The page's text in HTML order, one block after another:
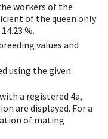
workers of the
of the queen only
%.
values and
using the given
a registered 4a,
are displayed. For a
of mating